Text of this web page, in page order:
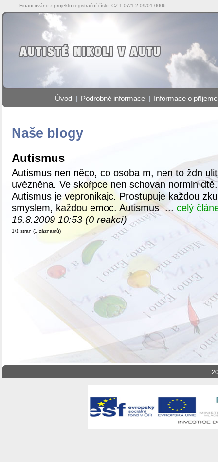
Financováno z projektu registrační číslo: CZ.1.07/1.2.09/01.0006
Úvod| Podrobné informace| Informace o
Naše blogy
Autismus
Autismus nen něco, co osoba m, nen to ždn
uvězněna. Ve skořpce nen schovan normln
Autismus je vepronikajc. Prostupuje každou
smyslem, každou emoc. Autismus ... celý
16.8.2009 10:53 (0 reakcí)
1/1 stran (1 záznamů)